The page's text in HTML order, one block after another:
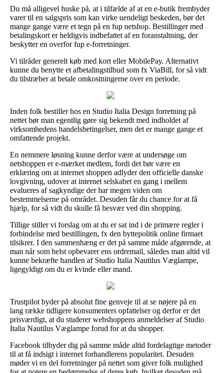
Du må alligevel huske på, at i tilfælde af at en e-butik frembyder
varer til en salgspris som kan virke uendeligt beskeden, bør det
mange gange være et tegn på en fup netshop. Bestillinger med
betalingskort er heldigvis indbefattet af en foranstaltning, der
beskytter en overfor fup e-forretninger.
Vi tilråder generelt køb med kort eller MobilePay. Alternativt
kunne du benytte et afbetalingstilbud som fx ViaBill, for så vidt
du tilstræber at betale omkostningerne over en periode.
Inden folk bestiller hos en Studio Italia Design forretning på
nettet bør man egentlig gøre sig bekendt med indholdet af
virksomhedens handelsbetingelser, men det er mange gange et
omfattende projekt.
En nemmere løsning kunne derfor være at undersøge om
netshoppen er e-mærket medlem, fordi det bør være en
erklæring om at internet shoppen adlyder den officielle danske
lovgivning, udover at internet selskabet en gang i mellem
evalueres af sagkyndige der har megen viden om
bestemmelserne på området. Desuden får du chance for at få
hjælp, for så vidt du skulle få besvær ved din shopping.
Tillige stiller vi forslag om at du er sat ind i de primære regler i
forbindelse med bestillingen, fx den byttepolitik online firmaet
tilsikrer. I den sammenhæng er det på samme måde afgørende, at
man når som helst opbevarer ens ordremail, således man altid vil
kunne bekræfte handlen af Studio Italia Nautilus Væglampe,
ligegyldigt om du er kvinde eller mand.
Trustpilot byder på absolut fine genveje til at se nøjere på en
lang række tidligere konsumenters opfattelser og derfor er det
prisværdigt, at du studerer webshoppens anmeldelser af Studio
Italia Nautilus Væglampe forud for at du shopper.
Facebook tilbyder dig på samme måde altid fordelagtige metoder
til at få indsigt i internet forhandlerens popularitet. Desuden
møder vi en del forretninger på nettet som giver folk mulighed